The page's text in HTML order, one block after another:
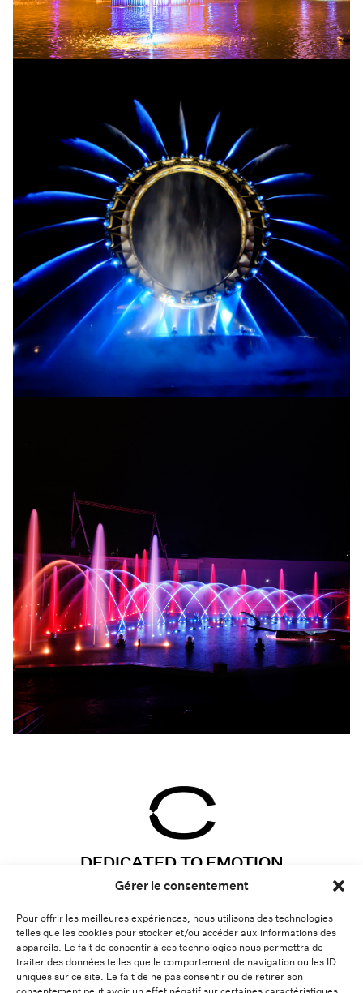
Gérer le consentement
Pour offrir les meilleures expériences, nous utilisons des technologies
telles que les cookies pour stocker et/ou accéder aux informations des
appareils. Le fait de consentir à ces technologies nous permettra de
traiter des données telles que le comportement de navigation ou les ID
uniques sur ce site. Le fait de ne pas consentir ou de retirer son
Linkedin
Vimeo
Contact
Expertises
À propos
Lab
DEDICATED TO EMOTION